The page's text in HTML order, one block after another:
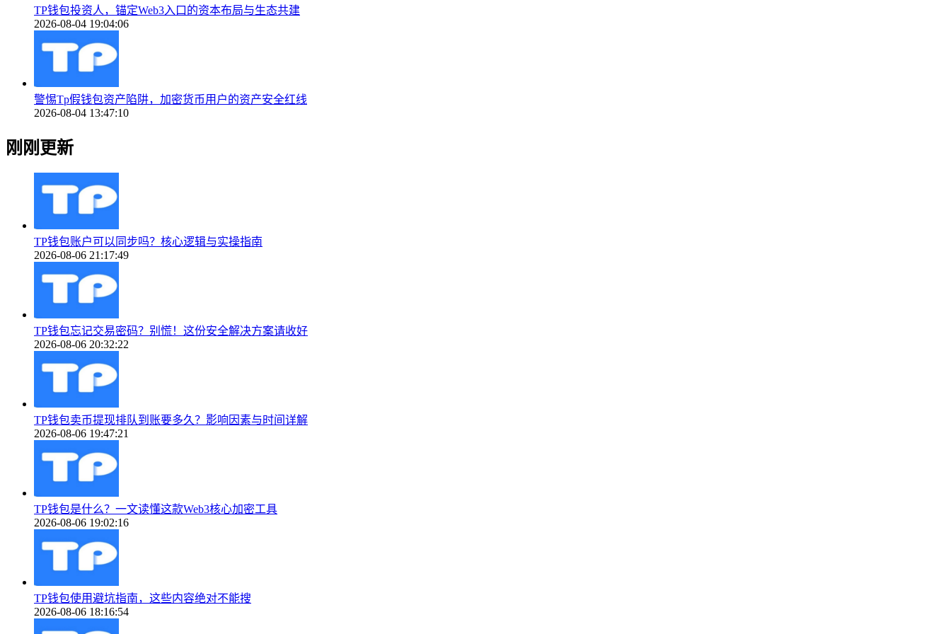
TP钱包投资人，锚定Web3入口的资本布局与生态共建
2026-08-04 19:04:06
警惕Tp假钱包资产陷阱，加密货币用户的资产安全红线
2026-08-04 13:47:10
刚刚更新
TP钱包账户可以同步吗？核心逻辑与实操指南
2026-08-06 21:17:49
TP钱包忘记交易密码？别慌！这份安全解决方案请收好
2026-08-06 20:32:22
TP钱包卖币提现排队到账要多久？影响因素与时间详解
2026-08-06 19:47:21
TP钱包是什么？一文读懂这款Web3核心加密工具
2026-08-06 19:02:16
TP钱包使用避坑指南，这些内容绝对不能搜
2026-08-06 18:16:54